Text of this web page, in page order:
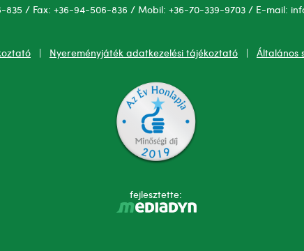
835 / Fax: +36-94-506-836 / Mobil: +36-70-339-9703 / E-mail:
| Nyereményjáték adatkezelési tájékoztató| Általános
fejlesztette: